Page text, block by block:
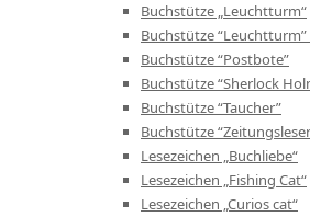
Buchstütze „Leuchtturm“
Buchstütze
Buchstütze “Postbote”
Buchstütze “Sherlock
Buchstütze “Taucher”
Buchstütze
Lesezeichen „Buchliebe“
Lesezeichen „Fishing Cat“
Lesezeichen „Curios cat“